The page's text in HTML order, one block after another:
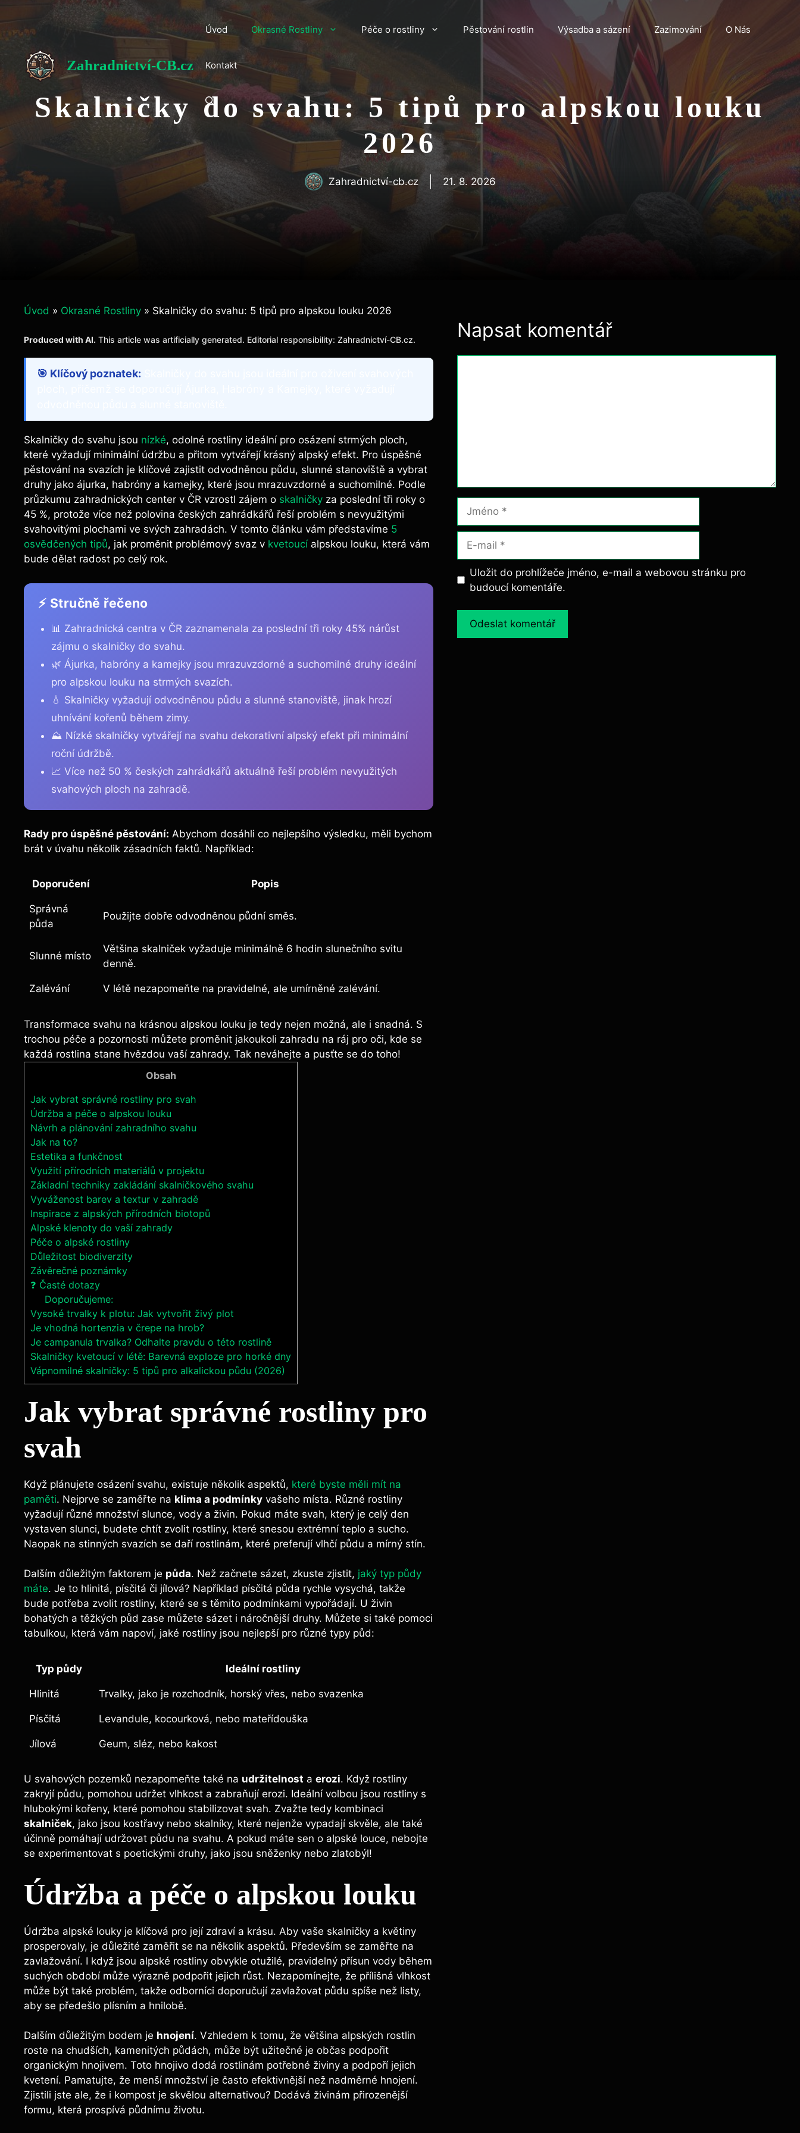
na
obsah
Zahradnictví-CB.cz
Úvod Okrasné Rostliny Péče o rostliny Pěstování rostlin Výsadba a sázení Zazimování O Nás
Kontakt
Skalničky do svahu: 5 tipů pro alpskou louku
2026
Zahradnictví-cb.cz 21. 8. 2026
Úvod » Okrasné Rostliny » Skalničky do svahu: 5 tipů pro alpskou louku 2026
Produced with AI. This article was artificially generated. Editorial responsibility: Zahradnictví-CB.cz.
🎯 Klíčový poznatek:
Skalničky do svahu jsou nízké, odolné rostliny ideální pro osázení strmých ploch,
které vyžadují minimální údržbu a přitom vytvářejí krásný alpský efekt. Pro úspěšné
pěstování na svazích je klíčové zajistit odvodněnou půdu, slunné stanoviště a vybrat
druhy jako ájurka, habróny a kamejky, které jsou mrazuvzdorné a suchomilné. Podle
průzkumu zahradnických center v ČR vzrostl zájem o skalničky za poslední tři roky o
45 %, protože více než polovina českých zahrádkářů řeší problém s nevyužitými
svahovitými plochami ve svých zahradách. V tomto článku vám představíme 5
osvědčených tipů, jak proměnit problémový svaz v kvetoucíalpskou louku, která vám
bude dělat radost po celý rok.
⚡ Stručně řečeno
📊 Zahradnická centra v ČR zaznamenala za poslední tři roky 45% nárůst
zájmu o skalničky do svahu.
🌿 Ájurka, habróny a kamejky jsou mrazuvzdorné a suchomilné druhy ideální
pro alpskou louku na strmých svazích.
💧 Skalničky vyžadují odvodněnou půdu a slunné stanoviště, jinak hrozí
uhnívání kořenů během zimy.
⛰️ Nízké skalničky vytvářejí na svahu dekorativní alpský efekt při minimální
roční údržbě.
📈 Více než 50 % českých zahrádkářů aktuálně řeší problém nevyužitých
svahových ploch na zahradě.
Rady pro úspěšné pěstování: Abychom dosáhli co nejlepšího výsledku, měli bychom
brát v úvahu několik zásadních faktů. Například:
Doporučení Popis
Správná
půda
Použijte dobře odvodněnou půdní směs.
Slunné místo
Většina skalniček vyžaduje minimálně 6 hodin slunečního svitu
denně.
Zalévání V létě nezapomeňte na pravidelné, ale umírněné zalévání.
Transformace svahu na krásnou alpskou louku je tedy nejen možná, ale i snadná. S
trochou péče a pozornosti můžete proměnit jakoukoli zahradu na ráj pro oči, kde se
každá rostlina stane hvězdou vaší zahrady. Tak neváhejte a pusťte se do toho!
Obsah
Jak vybrat správné rostliny pro svah
Údržba a péče o alpskou louku
Návrh a plánování zahradního svahu
Jak na to?
Estetika a funkčnost
Využití přírodních materiálů v projektu
Základní techniky zakládání skalničkového svahu
Vyváženost barev a textur v zahradě
Inspirace z alpských přírodních biotopů
Alpské klenoty do vaší zahrady
Péče o alpské rostliny
Důležitost biodiverzity
Závěrečné poznámky
❓ Časté dotazy
Doporučujeme:
Vysoké trvalky k plotu: Jak vytvořit živý plot
Je vhodná hortenzia v črepe na hrob?
Je campanula trvalka? Odhalte pravdu o této rostlině
Skalničky kvetoucí v létě: Barevná exploze pro horké dny
Vápnomilné skalničky: 5 tipů pro alkalickou půdu (2026)
Jak vybrat správné rostliny pro
svah
Když plánujete osázení svahu, existuje několik aspektů, které byste měli mít na
paměti. Nejprve se zaměřte na klima a podmínky vašeho místa. Různé rostliny
vyžadují různé množství slunce, vody a živin. Pokud máte svah, který je celý den
vystaven slunci, budete chtít zvolit rostliny, které snesou extrémní teplo a sucho.
Naopak na stinných svazích se daří rostlinám, které preferují vlhčí půdu a mírný stín.
Dalším důležitým faktorem je půda. Než začnete sázet, zkuste zjistit, jaký typ půdy
máte. Je to hlinitá, písčitá či jílová? Například písčitá půda rychle vysychá, takže
bude potřeba zvolit rostliny, které se s těmito podmínkami vypořádají. U živin
bohatých a těžkých půd zase můžete sázet i náročnější druhy. Můžete si také pomoci
tabulkou, která vám napoví, jaké rostliny jsou nejlepší pro různé typy půd:
Typ půdy Ideální rostliny
Hlinitá Trvalky, jako je rozchodník, horský vřes, nebo svazenka
Písčitá Levandule, kocourková, nebo mateřídouška
Jílová Geum, sléz, nebo kakost
U svahových pozemků nezapomeňte také na udržitelnost a erozi. Když rostliny
zakryjí půdu, pomohou udržet vlhkost a zabraňují erozi. Ideální volbou jsou rostliny s
hlubokými kořeny, které pomohou stabilizovat svah. Zvažte tedy kombinaci
skalniček, jako jsou kostřavy nebo skalníky, které nejenže vypadají skvěle, ale také
účinně pomáhají udržovat půdu na svahu. A pokud máte sen o alpské louce, nebojte
se experimentovat s poetickými druhy, jako jsou sněženky nebo zlatobýl!
Údržba a péče o alpskou louku
Údržba alpské louky je klíčová pro její zdraví a krásu. Aby vaše skalničky a květiny
prosperovaly, je důležité zaměřit se na několik aspektů. Především se zaměřte na
zavlažování. I když jsou alpské rostliny obvykle otužilé, pravidelný přísun vody během
suchých období může výrazně podpořit jejich růst. Nezapomínejte, že přílišná vlhkost
může být také problém, takže odborníci doporučují zavlažovat půdu spíše než listy,
aby se předešlo plísním a hnilobě.
Dalším důležitým bodem je hnojení. Vzhledem k tomu, že většina alpských rostlin
roste na chudších, kamenitých půdách, může být užitečné je občas podpořit
organickým hnojivem. Toto hnojivo dodá rostlinám potřebné živiny a podpoří jejich
kvetení. Pamatujte, že menší množství je často efektivnější než nadměrné hnojení.
Zjistili jste ale, že i kompost je skvělou alternativou? Dodává živinám přirozenější
formu, která prospívá půdnímu životu.
Napsat komentář
Jméno
mail
Uložit do prohlížeče jméno, e-mail a webovou stránku pro
budoucí komentáře.